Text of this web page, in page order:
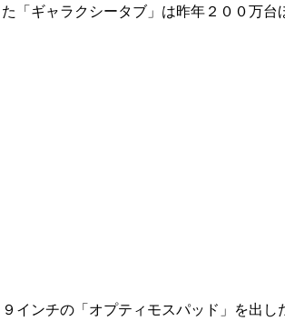
「ギャラクシータブ」は昨年２００万
インチの「オプティモスパッド」を出